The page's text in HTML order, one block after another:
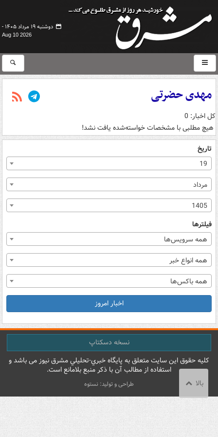
دوشنبه ۱۹ مرداد ۱۴۰۵ -
Aug 10 2026
مهدی حضرتی
کل اخبار: 0
هیچ مطلبی با مشخصات خواسته‌شده یافت نشد!
تاریخ
19
مرداد
1405
فیلترها
همه سرویس‌ها
همه انواع خبر
همه باکس‌ها
اخبار امروز
نسخه دسکتاپ
کليه حقوق اين سايت متعلق به پایگاه خبري-تحليلي مشرق نيوز می باشد و
استفاده از مطالب آن با ذکر منبع بلامانع است.
طراحی و تولید: نستوه بالا